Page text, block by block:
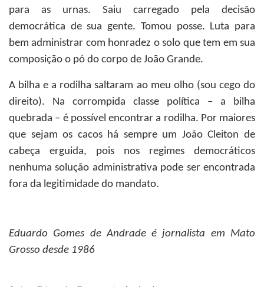
para as urnas. Saiu carregado pela decisão
democrática de sua gente. Tomou posse. Luta para
bem administrar com honradez o solo que tem em sua
composição o pó do corpo de João Grande.
A bilha e a rodilha saltaram ao meu olho (sou cego do
direito). Na corrompida classe política – a bilha
quebrada – é possível encontrar a rodilha. Por maiores
que sejam os cacos há sempre um João Cleiton de
cabeça erguida, pois nos regimes democráticos
nenhuma solução administrativa pode ser encontrada
fora da legitimidade do mandato.
Eduardo Gomes de Andradeé jornalista em Mato
Grosso desde 1986